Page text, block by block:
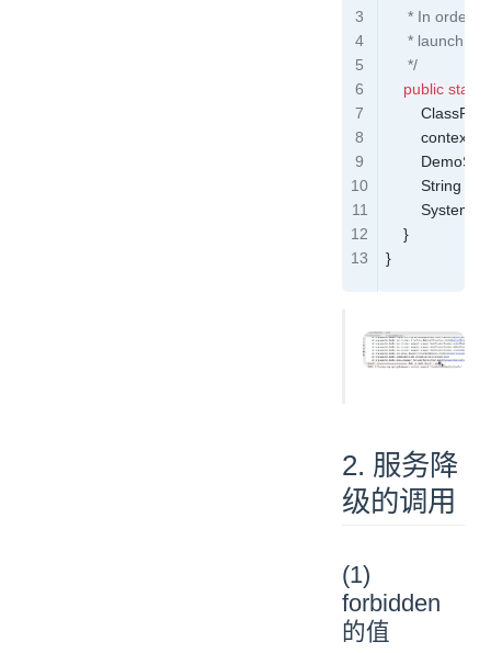
* In
* launch
     */
    public
static
        context
        String
        System
    }
}
2. 服务降
级的调用
(1)
forbidden
的值